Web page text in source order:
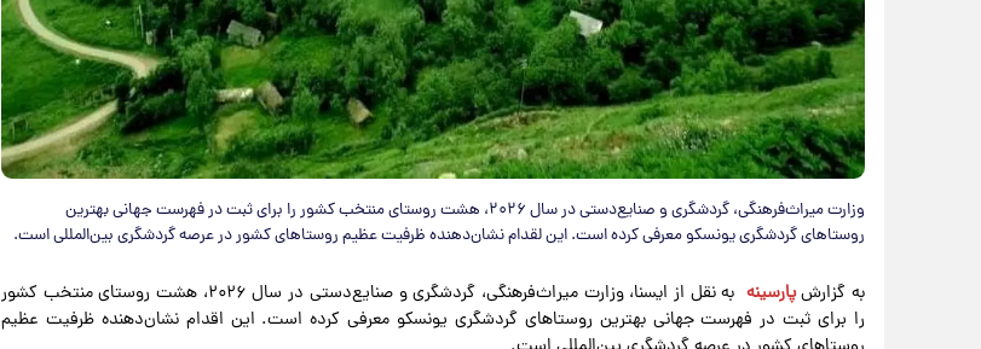
وزارت میراث‌فرهنگی، گردشگری و صنایع‌دستی در سال ۲۰۲۶، هشت روستای منتخب کشور را برای ثبت در فهرست جهانی بهترین
روستاهای گردشگری یونسکو معرفی کرده است. این لقدام نشان‌دهنده ظرفیت عظیم روستاهای کشور در عرصه گردشگری بین‌المللی است.
به گزارش پارسینه
به نقل از ایسنا، وزارت میراث‌فرهنگی، گردشگری و صنایع‌دستی در سال ۲۰۲۶، هشت روستای منتخب کشور
را برای ثبت در فهرست جهانی بهترین روستاهای گردشگری یونسکو معرفی کرده است. این اقدام نشان‌دهنده ظرفیت عظیم